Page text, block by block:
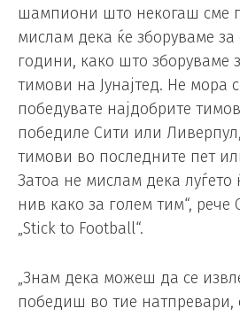
шампиони што некогаш сме
мислам дека ќе зборуваме за
години, како што зборуваме
тимови на Јунајтед. Не мора
победувате најдобрите
победиле Сити или
тимови во последните пет
Затоа не мислам дека луѓето
нив како за голем тим“, рече
„Stick to Football“.
„Знам дека можеш да се
победиш во тие натпревари,